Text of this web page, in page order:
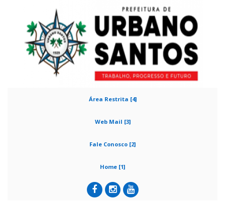
Área Restrita [4]
Web Mail [3]
Fale Conosco [2]
Home [1]